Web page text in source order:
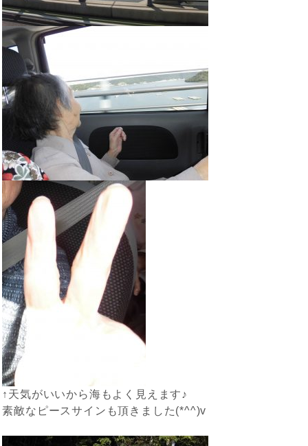
↑天気がいいから海もよく見えます♪
素敵なピースサインも頂きました(*^^)v